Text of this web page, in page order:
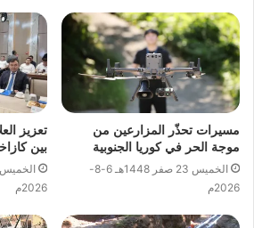
مسيرات تحذّر المزارعين من
موجة الحر في كوريا الجنوبية
الخميس 23 صفر 1448هـ 6-8-
2026م
تعزيز
بين
2026م